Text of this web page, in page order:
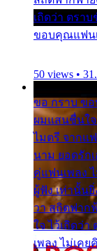
เถิดว่า ตรา
ขอบคุณแฟนเ
50 views •
ขอ กราบ ข
ผมแสนชื่นใจ
ไมตรี จากแ
นาม ยอดรัก
คู่แฟนเพลง
ผู้ฟัง เท่านั้น
วา สถิตฟาก
ใจ ไว้เถิดว่
เพลง ไม่เค